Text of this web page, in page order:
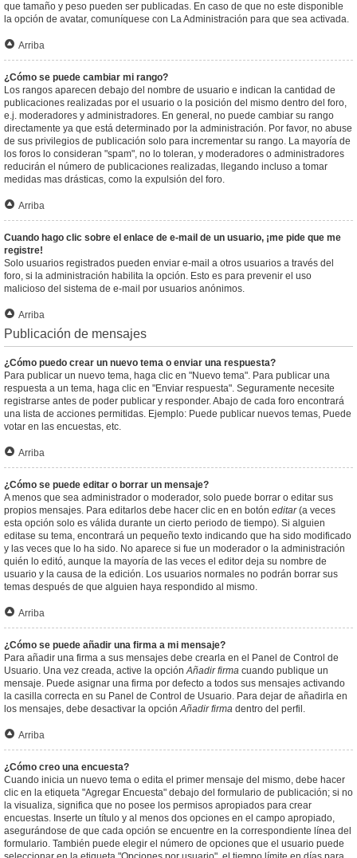
que tamaño y peso pueden ser publicadas. En caso de que no este disponible
la opción de avatar, comuníquese con La Administración para que sea activada.
Arriba
¿Cómo se puede cambiar mi rango?
Los rangos aparecen debajo del nombre de usuario e indican la cantidad de
publicaciones realizadas por el usuario o la posición del mismo dentro del foro,
e.j. moderadores y administradores. En general, no puede cambiar su rango
directamente ya que está determinado por la administración. Por favor, no abuse
de sus privilegios de publicación solo para incrementar su rango. La mayoría de
los foros lo consideran "spam", no lo toleran, y moderadores o administradores
reducirán el número de publicaciones realizadas, llegando incluso a tomar
medidas mas drásticas, como la expulsión del foro.
Arriba
Cuando hago clic sobre el enlace de e-mail de un usuario, ¡me pide que me
registre!
Solo usuarios registrados pueden enviar e-mail a otros usuarios a través del
foro, si la administración habilita la opción. Esto es para prevenir el uso
malicioso del sistema de e-mail por usuarios anónimos.
Arriba
Publicación de mensajes
¿Cómo puedo crear un nuevo tema o enviar una respuesta?
Para publicar un nuevo tema, haga clic en "Nuevo tema". Para publicar una
respuesta a un tema, haga clic en "Enviar respuesta". Seguramente necesite
registrarse antes de poder publicar y responder. Abajo de cada foro encontrará
una lista de acciones permitidas. Ejemplo: Puede publicar nuevos temas, Puede
votar en las encuestas, etc.
Arriba
¿Cómo se puede editar o borrar un mensaje?
A menos que sea administrador o moderador, solo puede borrar o editar sus
propios mensajes. Para editarlos debe hacer clic en en botón editar(a veces
esta opción solo es válida durante un cierto periodo de tiempo). Si alguien
editase su tema, encontrará un pequeño texto indicando que ha sido modificado
y las veces que lo ha sido. No aparece si fue un moderador o la administración
quién lo editó, aunque la mayoría de las veces el editor deja su nombre de
usuario y la causa de la edición. Los usuarios normales no podrán borrar sus
temas después de que alguien haya respondido al mismo.
Arriba
¿Cómo se puede añadir una firma a mi mensaje?
Para añadir una firma a sus mensajes debe crearla en el Panel de Control de
Usuario. Una vez creada, active la opciónAñadir firma cuando publique un
mensaje. Puede asignar una firma por defecto a todos sus mensajes activando
la casilla correcta en su Panel de Control de Usuario. Para dejar de añadirla en
los mensajes, debe desactivar la opciónAñadir firma dentro del perfil.
Arriba
¿Cómo creo una encuesta?
Cuando inicia un nuevo tema o edita el primer mensaje del mismo, debe hacer
clic en la etiqueta "Agregar Encuesta" debajo del formulario de publicación; si no
la visualiza, significa que no posee los permisos apropiados para crear
encuestas. Inserte un título y al menos dos opciones en el campo apropiado,
asegurándose de que cada opción se encuentre en la correspondiente línea del
formulario. También puede elegir el número de opciones que el usuario puede